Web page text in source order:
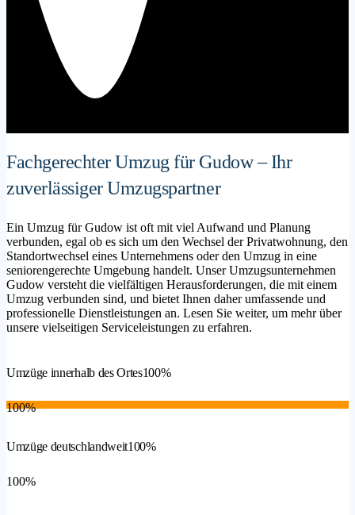
Fachgerechter Umzug für Gudow – Ihr
zuverlässiger Umzugspartner
Ein Umzug für Gudow ist oft mit viel Aufwand und Planung
verbunden, egal ob es sich um den Wechsel der Privatwohnung, den
Standortwechsel eines Unternehmens oder den Umzug in eine
seniorengerechte Umgebung handelt. Unser Umzugsunternehmen
Gudow versteht die vielfältigen Herausforderungen, die mit einem
Umzug verbunden sind, und bietet Ihnen daher umfassende und
professionelle Dienstleistungen an. Lesen Sie weiter, um mehr über
unsere vielseitigen Serviceleistungen zu erfahren.
Umzüge innerhalb des Ortes100%
100%
Umzüge deutschlandweit100%
100%